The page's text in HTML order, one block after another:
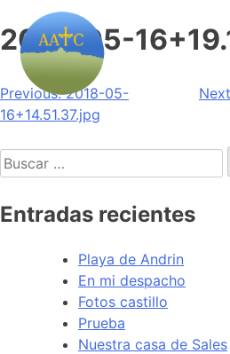
2018-05-
Navegación
de
entradas
Previous: 2018-05-
16+14.51.37.jpg
Buscar:
Entradas recientes
Playa de Andrin
En mi despacho
Fotos castillo
Prueba
Nuestra casa de Sales